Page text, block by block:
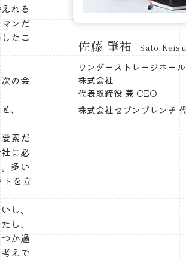
れる
ンだ
たこ
の会
、
素だ
に必
多い
を立
し、
し、
か過
えで
佐藤 肇祐 Sato
ワンダーストレージホー
株式会社
代表取締役 兼 CEO
株式会社セブンブレンチ